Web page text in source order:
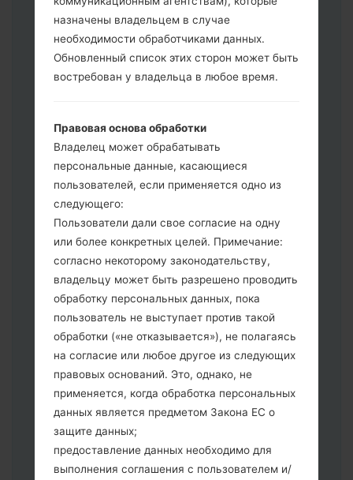
HOME_CSC _ ***: "Country & Region &
Operator"
Добавьте все файлы в программу Odin
3.
Если вы хотите прошить телефон и
выберите HOME_CSC _ *** для
сохранения Ваших данных.
Теперь выключите устройство и
войдите в "Download" режим. Все
методы как это сделать:
Нажмите и удерживайте клавиши:
питание, громкости и Bixbi.
Нажмите и удерживайте клавиши:
регулировки громкости. Подключив
телефон к ПК используя USB кабель.
Нажмите и удерживайте клавиши:
питание, громкости и домой.
Подключите USB кабель и нажмите
клавиши: уменьшение звука и Bixbi.
Нажмите и удерживайте клавиши:
питания и увеличения громкости
Далее подключите к компьютеру,
программа Odin должна определить
назначены владельцем в случае
необходимости обработчиками данных.
Обновленный список этих сторон может быть
востребован у владельца в любое время.
Правовая основа обработки
Владелец может обрабатывать
персональные данные, касающиеся
пользователей, если применяется одно из
следующего:
Пользователи дали свое согласие на одну
или более конкретных целей. Примечание:
согласно некоторому законодательству,
владельцу может быть разрешено проводить
обработку персональных данных, пока
пользователь не выступает против такой
обработки («не отказывается»), не полагаясь
на согласие или любое другое из следующих
правовых оснований. Это, однако, не
применяется, когда обработка персональных
данных является предметом Закона ЕС о
защите данных;
предоставление данных необходимо для
выполнения соглашения с пользователем и/